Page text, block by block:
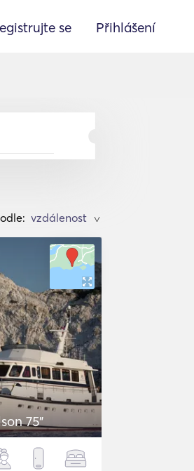
se Přihlášení
>
75"